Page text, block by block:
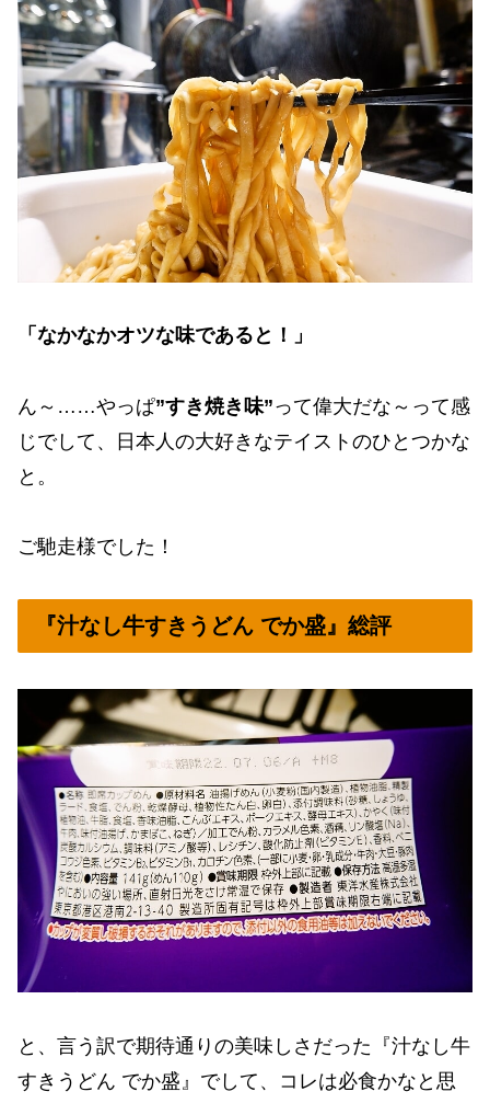
「なかなかオツな味であると！」
ん～……やっぱ”すき焼き味”って偉大だな～って感
じでして、日本人の大好きなテイストのひとつかな
と。
ご馳走様でした！
『汁なし牛すきうどん でか盛』総評
と、言う訳で期待通りの美味しさだった『汁なし牛
すきうどん でか盛』でして、コレは必食かなと思